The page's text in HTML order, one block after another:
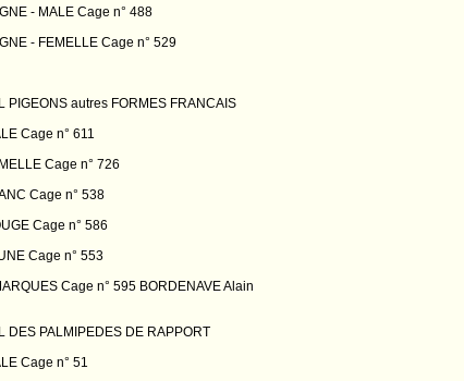
- MALE Cage n° 488
- FEMELLE Cage n° 529
PIGEONS autres FORMES FRANCAIS
Cage n° 611
Cage n° 726
Cage n° 538
Cage n° 586
Cage n° 553
Cage n° 595 BORDENAVE Alain
DES PALMIPEDES DE RAPPORT
Cage n° 51